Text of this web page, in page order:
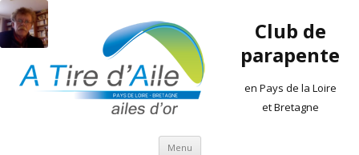
Club de
parapente
en Pays de la Loire
et Bretagne
Menu Aller